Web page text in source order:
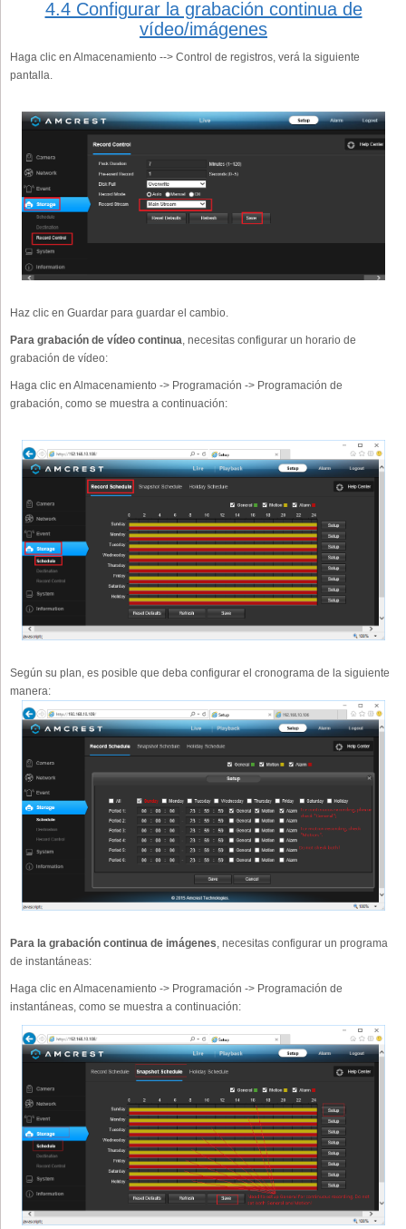
4.4 Configurar la grabación continua de
vídeo/imágenes
Haga clic en Almacenamiento --> Control de registros, verá la siguiente
pantalla.
Haz clic en Guardar para guardar el cambio.
Para grabación de vídeo continua , necesitas configurar un horario de
grabación de vídeo:
Haga clic en Almacenamiento -> Programación -> Programación de
grabación, como se muestra a continuación:
Según su plan, es posible que deba configurar el cronograma de la siguiente
manera:
Para la grabación continua de imágenes, necesitas configurar un programa
de instantáneas:
Haga clic en Almacenamiento -> Programación -> Programación de
instantáneas, como se muestra a continuación: